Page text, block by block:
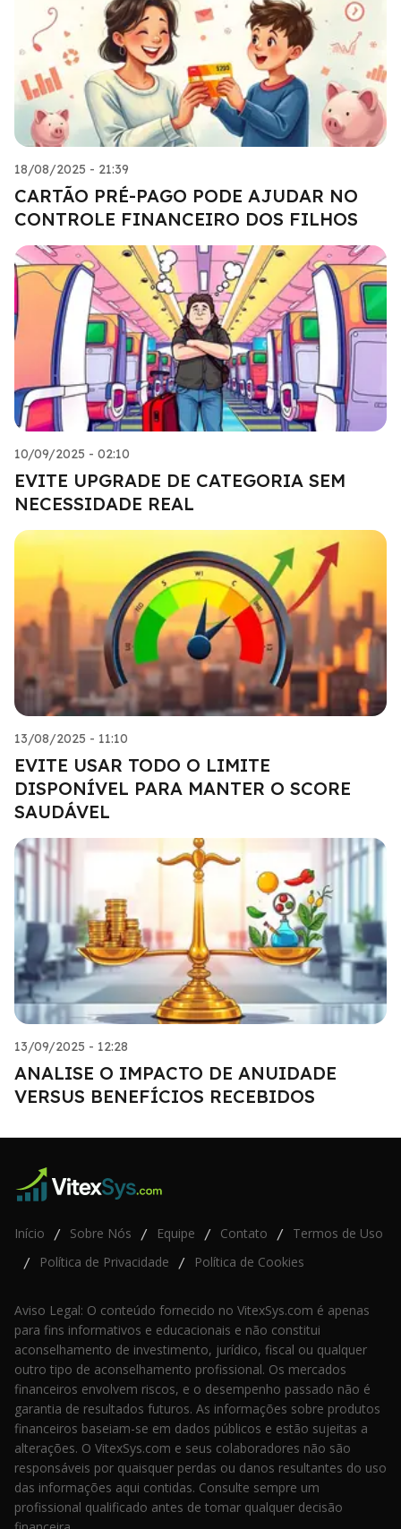
18/08/2025 - 21:39
CARTÃO PRÉ-PAGO PODE AJUDAR NO
CONTROLE FINANCEIRO DOS FILHOS
10/09/2025 - 02:10
EVITE UPGRADE DE CATEGORIA SEM
NECESSIDADE REAL
13/08/2025 - 11:10
EVITE USAR TODO O LIMITE
DISPONÍVEL PARA MANTER O SCORE
SAUDÁVEL
13/09/2025 - 12:28
ANALISE O IMPACTO DE ANUIDADE
VERSUS BENEFÍCIOS RECEBIDOS
Início / Sobre Nós / Equipe / Contato / Termos de Uso
/ Política de Privacidade / Política de Cookies
Aviso Legal: O conteúdo fornecido no VitexSys.com é apenas
para fins informativos e educacionais e não constitui
aconselhamento de investimento, jurídico, fiscal ou qualquer
outro tipo de aconselhamento profissional. Os mercados
financeiros envolvem riscos, e o desempenho passado não é
garantia de resultados futuros. As informações sobre produtos
financeiros baseiam-se em dados públicos e estão sujeitas a
alterações. O VitexSys.com e seus colaboradores não são
responsáveis por quaisquer perdas ou danos resultantes do uso
das informações aqui contidas. Consulte sempre um
profissional qualificado antes de tomar qualquer decisão